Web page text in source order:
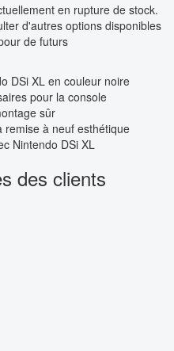
en rupture de stock.
d'autres options disponibles
de futurs
DSi XL en couleur noire
pour la console
sûr
remise à neuf esthétique
Nintendo DSi XL
des clients